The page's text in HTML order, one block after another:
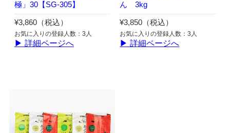
極」30【SG-305】
¥3,860（税込）
お気に入りの登録人数：3人
▶ 詳細ページへ
ん 3kg
¥3,850（税込）
お気に入りの登録人数：3人
▶ 詳細ページへ